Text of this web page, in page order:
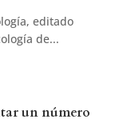
editado
de...
un número